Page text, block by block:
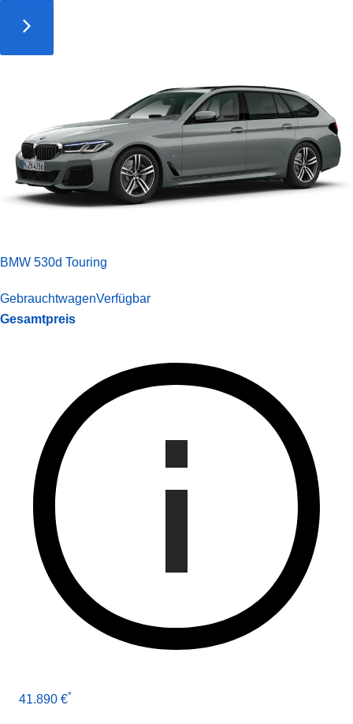
BMW 530d Touring
GebrauchtwagenVerfügbar
Gesamtpreis
41.890 €*